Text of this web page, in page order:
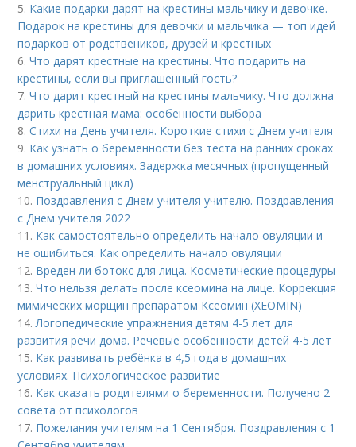
5. Какие подарки дарят на крестины мальчику и девочке.
Подарок на крестины для девочки и мальчика — топ идей
подарков от родствеников, друзей и крестных
6.Что дарят крестные на крестины. Что подарить на
крестины, если вы приглашенный гость?
7.Что дарит крестный на крестины мальчику. Что должна
дарить крестная мама: особенности выбора
8.Стихи на День учителя. Короткие стихи с Днем учителя
9. Как узнать о беременности без теста на ранних сроках
в домашних условиях. Задержка месячных (пропущенный
менструальный цикл)
10. Поздравления с Днем учителя учителю. Поздравления
с Днем учителя 2022
11. Как самостоятельно определить начало овуляции и
не ошибиться. Как определить начало овуляции
12. Вреден ли ботокс для лица. Косметические процедуры
13.Что нельзя делать после ксеомина на лице. Коррекция
мимических морщин препаратом Ксеомин (XEOMIN)
14.Логопедические упражнения детям 4-5 лет для
развития речи дома. Речевые особенности детей 4-5 лет
15. Как развивать ребёнка в 4,5 года в домашних
условиях. Психологическое развитие
16. Как сказать родителями о беременности. Получено 2
совета от психологов
17. Пожелания учителям на 1 Сентября. Поздравления с 1